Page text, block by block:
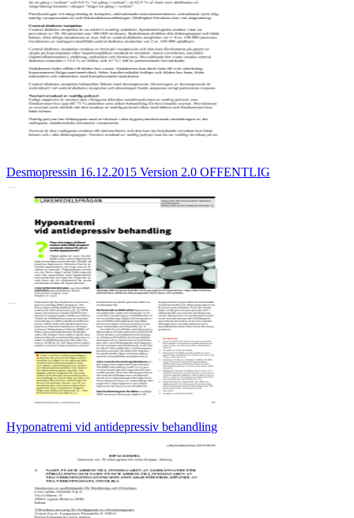
Desmopressin 16.12.2015 Version 2.0 OFFENTLIG
Hyponatremi vid antidepressiv behandling